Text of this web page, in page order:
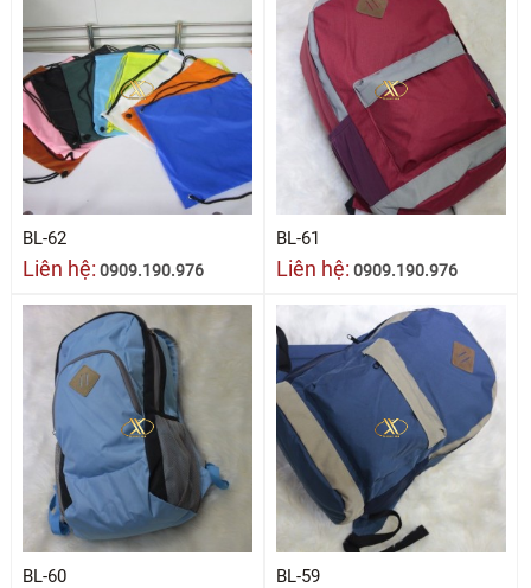
BL-62
Liên hệ: 0909.190.976
BL-61
Liên hệ: 0909.190.976
BL-60 BL-59